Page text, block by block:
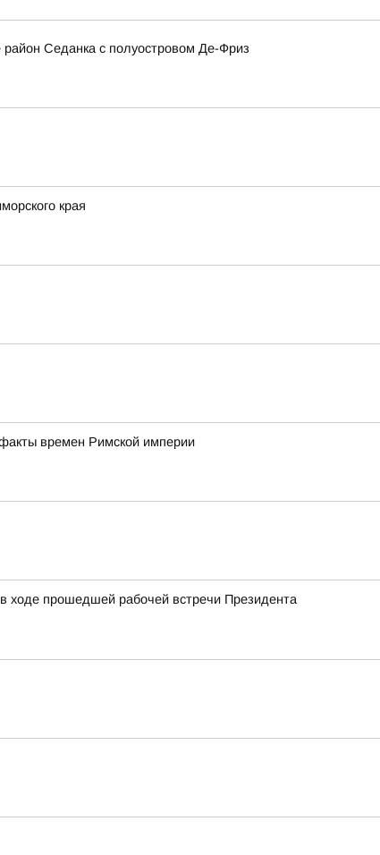
Седанка с полуостровом Де-Фриз
края
времен Римской империи
ходе прошедшей рабочей встречи Президента